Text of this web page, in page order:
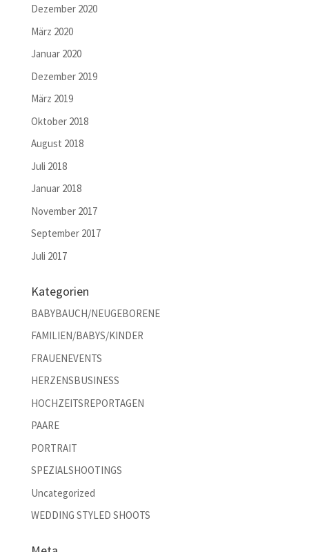
Dezember 2020
März 2020
Januar 2020
Dezember 2019
März 2019
Oktober 2018
August 2018
Juli 2018
Januar 2018
November 2017
September 2017
Juli 2017
Kategorien
BABYBAUCH/NEUGEBORENE
FAMILIEN/BABYS/KINDER
FRAUENEVENTS
HERZENSBUSINESS
HOCHZEITSREPORTAGEN
PAARE
PORTRAIT
SPEZIALSHOOTINGS
Uncategorized
WEDDING STYLED SHOOTS